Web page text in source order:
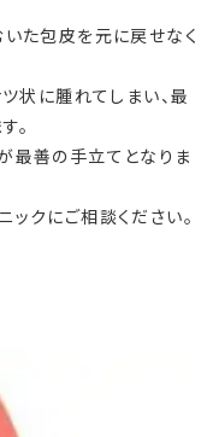
いた包皮を元に戻せなく
状に腫れてしまい、最
。
最善の手立てとなりま
クにご相談ください。